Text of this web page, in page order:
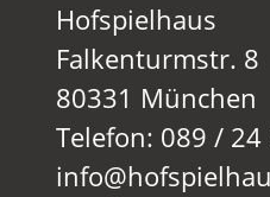
Hofspielhaus
Falkenturmstr. 8
80331 München
Telefon: 089 / 24